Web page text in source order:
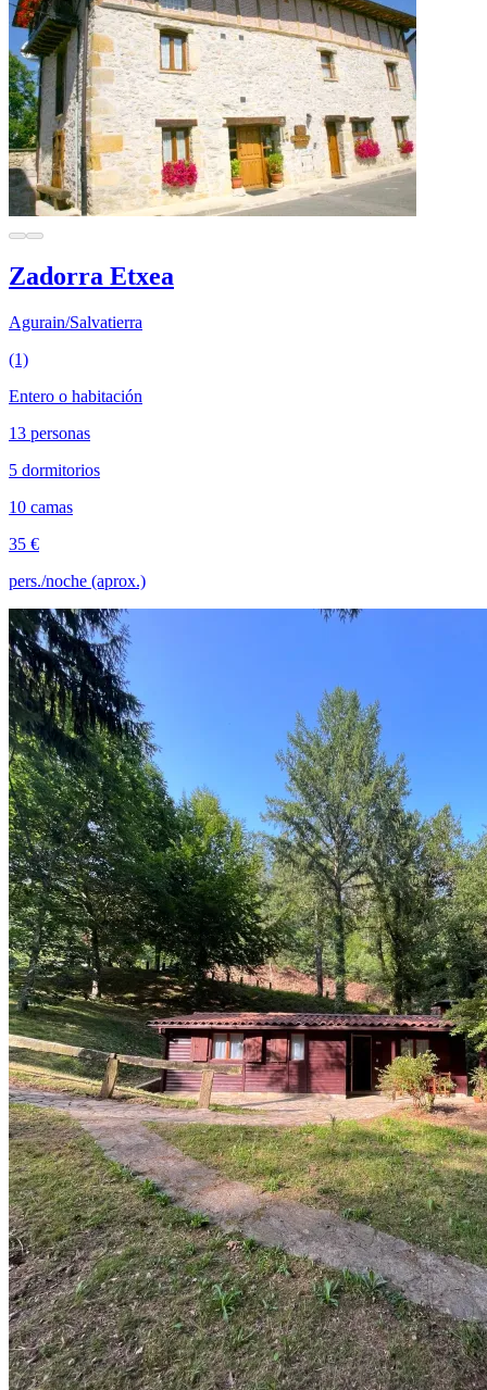
Zadorra Etxea
Agurain/Salvatierra
(1)
Entero o habitación
13 personas
5 dormitorios
10 camas
35 €
pers./noche (aprox.)